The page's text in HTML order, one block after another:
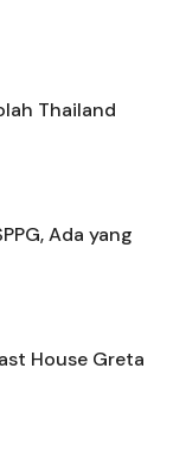
Thailand
Ada yang
House Greta